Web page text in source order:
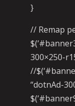
}
// Remap
300×250-
//
“dotnAd-